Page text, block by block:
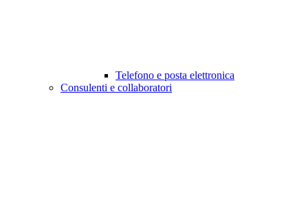
Telefono e posta elettronica
Consulenti e collaboratori